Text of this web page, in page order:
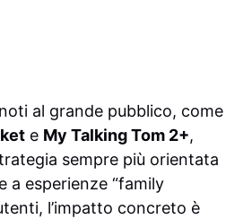
al grande pubblico, come
e My Talking Tom 2+,
sempre più orientata
a esperienze “family
l’impatto concreto è